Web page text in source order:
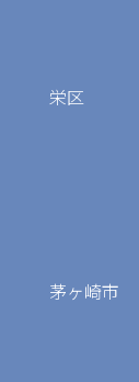
栄区
茅ヶ崎市